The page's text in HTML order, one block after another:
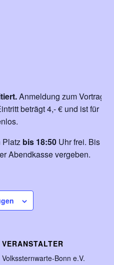
Anmeldung zum Vortrag
beträgt 4,- € und ist für
Platz bis 18:50 Uhr frei. Bis
Abendkasse vergeben.
VERANSTALTER
Volkssternwarte-Bonn e.V.